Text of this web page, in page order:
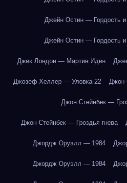
Джейн Остин — Гордость
Джейн Остин — Гордость
Джек Лондон — Мартин Иден
Джозеф Хеллер — Уловка-22 Джон
Джон Стейнбек —
Джон Стейнбек — Гроздья гнева
Джордж Оруэлл — 1984
Джордж Оруэлл — 1984